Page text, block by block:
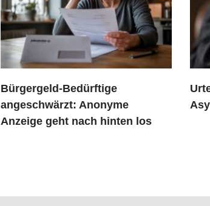
Bürgergeld-Bedürftige
angeschwärzt: Anonyme
Anzeige geht nach hinten los